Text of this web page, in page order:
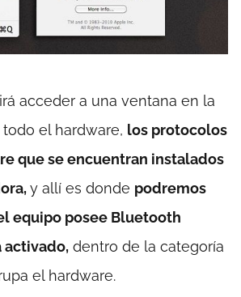
acceder a una ventana en la
el hardware, los protocolos
que se encuentran instalados
y allí es donde podremos
equipo posee Bluetooth
activado, dentro de la categoría
el hardware.